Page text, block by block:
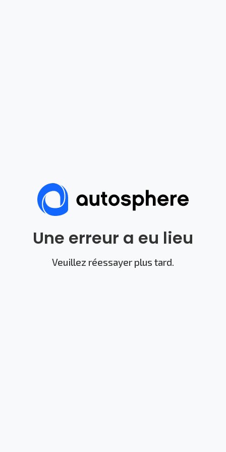
Une erreur a eu lieu
Veuillez réessayer plus tard.